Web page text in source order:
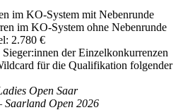
im KO‑System mit Nebenrunde
im KO‑System ohne Nebenrunde
2.780 €
der Einzelkonkurrenzen
für die Qualifikation folgender
Open Saar
Saarland Open 2026